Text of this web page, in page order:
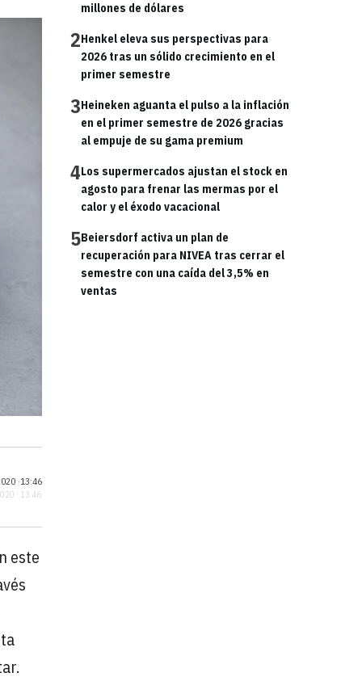
millones de dólares
2Henkel eleva sus perspectivas para
2026 tras un sólido crecimiento en el
primer semestre
3Heineken aguanta el pulso a la inflación
en el primer semestre de 2026 gracias
al empuje de su gama premium
4Los supermercados ajustan el stock en
agosto para frenar las mermas por el
calor y el éxodo vacacional
5Beiersdorf activa un plan de
recuperación para NIVEA tras cerrar el
semestre con una caída del 3,5% en
ventas
·13:46
· 13:46
este